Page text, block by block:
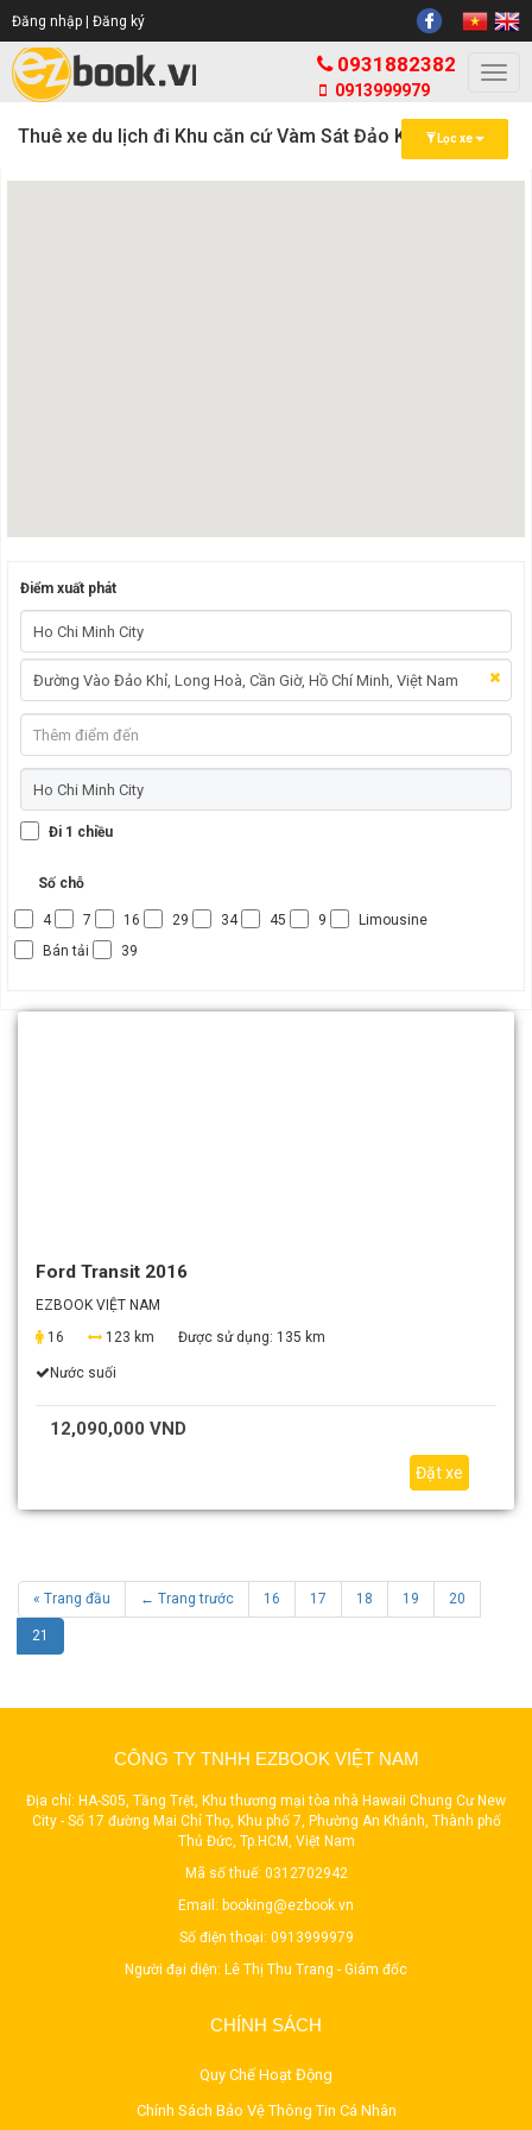
Đăng nhập | Đăng ký
0931882382
0913999979
Thuê xe du lịch đi Khu căn cứ Vàm Sát Đảo Khỉ HCM
Lọc xe
Điểm xuất phát
Đi 1 chiều
Số chỗ
4 7 16 29 34 45 9
Limousine
Bán tải
39
Ford Transit 2016
EZBOOK VIỆT NAM
16
123 km Được sử dụng: 135 km
Nước suối
12,090,000 VND
Đặt xe
« Trang đầu ← Trang trước 16 17 18 19 20
21
CÔNG TY TNHH EZBOOK VIỆT NAM
Địa chỉ: HA-S05, Tầng Trệt, Khu thương mại tòa nhà Hawaii Chung Cư New
City - Số 17 đường Mai Chí Thọ, Khu phố 7, Phường An Khánh, Thành phố
Thủ Đức, Tp.HCM, Việt Nam
Mã số thuế: 0312702942
Email: booking@ezbook.vn
Số điện thoại: 0913999979
Người đại diện: Lê Thị Thu Trang - Giám đốc
CHÍNH SÁCH
Quy Chế Hoạt Động
Chính Sách Bảo Vệ Thông Tin Cá Nhân